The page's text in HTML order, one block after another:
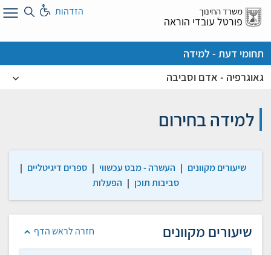
דלג
אל
משרד החינוך
פורטל עובדי הוראה
הזדהות
תחומי דעת - למידה
גאוגרפיה - אדם וסביבה
למידה בחירום
שיעורים מקוונים | העשרה - מבט עכשווי | ספרים דיגיטליים |
סביבות תוכן | הפעלות
חזרה לראש הדף שיעורים מקוונים